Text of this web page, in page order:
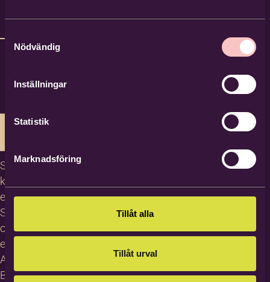
Nödvändig
Inställningar
Statistik
Marknadsföring
Tillåt alla
Tillåt urval
Studiecirklar,
kurser och
evenemang
Studiematerial
och
erbjudanden
About
Bilda in